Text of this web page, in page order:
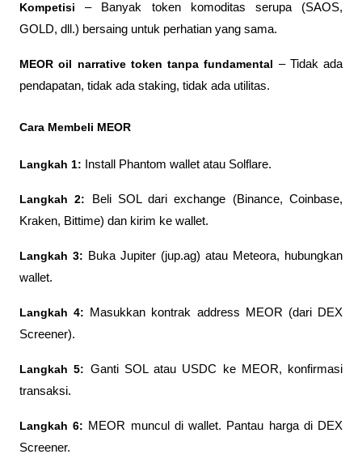
Kompetisi – Banyak token komoditas serupa (SAOS,
GOLD, dll.) bersaing untuk perhatian yang sama.
MEOR oil narrative token tanpa fundamental – Tidak ada
pendapatan, tidak ada staking, tidak ada utilitas.
Cara Membeli MEOR
Langkah 1: Install Phantom wallet atau Solflare.
Langkah 2: Beli SOL dari exchange (Binance, Coinbase,
Kraken, Bittime) dan kirim ke wallet.
Langkah 3: Buka Jupiter (jup.ag) atau Meteora, hubungkan
wallet.
Langkah 4: Masukkan kontrak address MEOR (dari DEX
Screener).
Langkah 5: Ganti SOL atau USDC ke MEOR, konfirmasi
transaksi.
Langkah 6: MEOR muncul di wallet. Pantau harga di DEX
Screener.